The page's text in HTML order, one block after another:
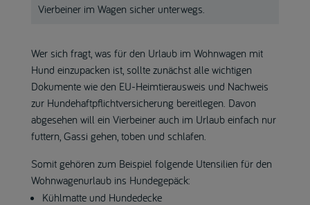
Vierbeiner im Wagen sicher unterwegs.
Wer sich fragt, was für den Urlaub im Wohnwagen mit
Hund einzupacken ist, sollte zunächst alle wichtigen
Dokumente wie den EU-Heimtierausweis und Nachweis
zur Hundehaftpflichtversicherung bereitlegen. Davon
abgesehen will ein Vierbeiner auch im Urlaub einfach nur
futtern, Gassi gehen, toben und schlafen.
Somit gehören zum Beispiel folgende Utensilien für den
Wohnwagenurlaub ins Hundegepäck:
Kühlmatte und Hundedecke